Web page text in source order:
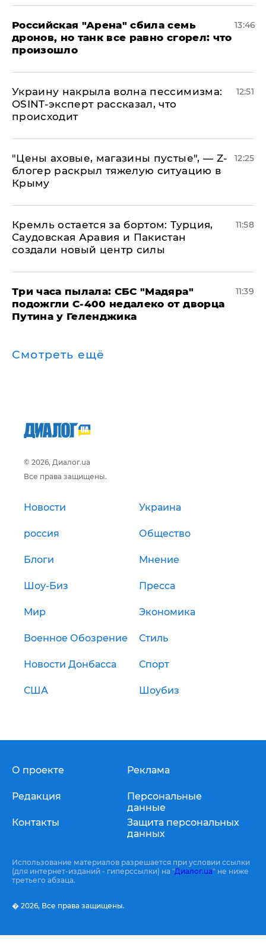
​Российская "Арена" сбила семь
дронов, но танк все равно сгорел: что
произошло
13:46
​Украину накрыла волна пессимизма:
OSINT-эксперт рассказал, что
происходит
12:51
​"Цены аховые, магазины пустые", — Z-
блогер раскрыл тяжелую ситуацию в
Крыму
12:25
​Кремль остается за бортом: Турция,
Саудовская Аравия и Пакистан
создали новый центр силы
11:58
Три часа пылала: СБС "Мадяра"
подожгли С-400 недалеко от дворца
Путина у Геленджика
11:39
Смотреть ещё
© 2026, Диалог.ua
Все права защищены.
Новости Украина
россия Общество
Блоги Мнение
Шоу-Биз Пресса
Мир Экономика
Военное Обозрение Стиль
Новости Донбасса Спорт
США Шоубиз
О проекте
Редакция
Контакты
Реклама
Персональные
данные
Защита персональных
данных
Использование материалов разрешается при условии ссылки
(для интернет-изданий - гиперссылки) на "Диалог.ua" не ниже
третьего абзаца.
� 2026, Все права защищены.